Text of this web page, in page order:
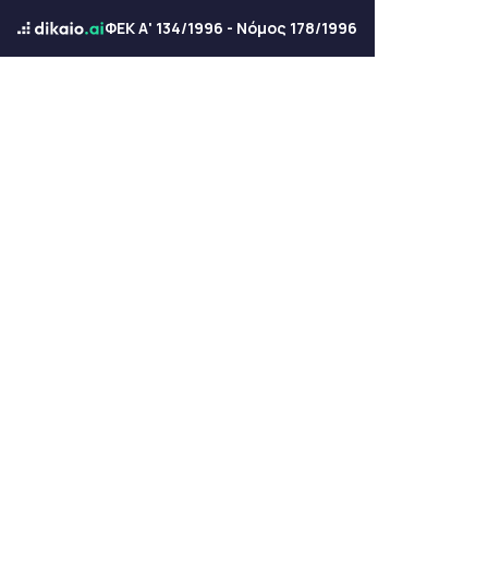
ΦΕΚ Α' 134/1996 - Νόμος 178/1996